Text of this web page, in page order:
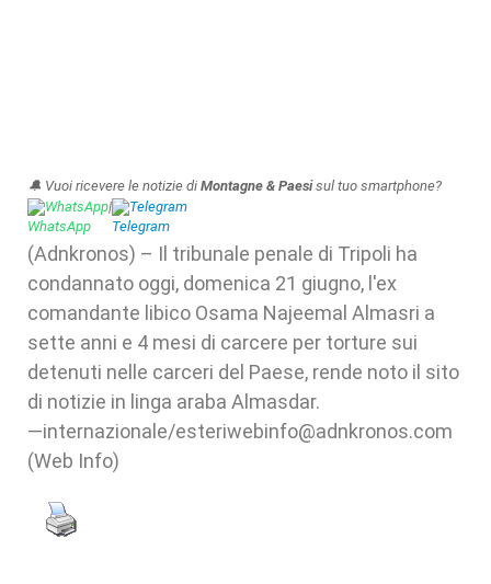
🔔 Vuoi ricevere le notizie di Montagne & Paesisul tuo smartphone?
WhatsApp| Telegram
(Adnkronos) – Il tribunale penale di Tripoli ha
condannato oggi, domenica 21 giugno, l'ex
comandante libico Osama Najeemal Almasri a
sette anni e 4 mesi di carcere per torture sui
detenuti nelle carceri del Paese, rende noto il sito
di notizie in linga araba Almasdar.
—internazionale/esteriwebinfo@adnkronos.com
(Web Info)